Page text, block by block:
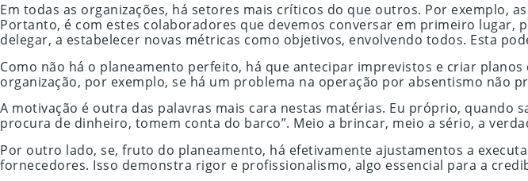
Em todas as organizações, há setores mais críticos do que outros. Por exemplo,
Portanto, é com estes colaboradores que devemos conversar em primeiro lugar,
delegar, a estabelecer novas métricas como objetivos, envolvendo todos. Esta
Como não há o planeamento perfeito, há que antecipar imprevistos e criar
organização, por exemplo, se há um problema na operação por absentismo não
A motivação é outra das palavras mais cara nestas matérias. Eu próprio,
procura de dinheiro, tomem conta do barco”. Meio a brincar, meio a sério, a
Por outro lado, se, fruto do planeamento, há efetivamente ajustamentos a
fornecedores. Isso demonstra rigor e profissionalismo, algo essencial para a